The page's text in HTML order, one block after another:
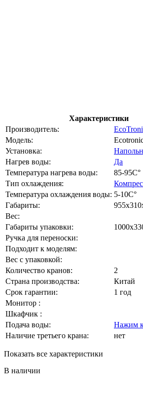
Характеристики
Производитель:
Модель:
Установка:
Нагрев воды:
Да
Температура нагрева воды:
85-95C°
Тип охлаждения:
Температура охлаждения воды: 5-10C°
Габариты:
Вес:
Габариты упаковки:
Ручка для переноски:
Подходит к моделям:
Вес с упаковкой:
Количество кранов:
2
Страна производства:
Китай
Срок гарантии:
1 год
Монитор :
Шкафчик :
Подача воды:
Нажим
Наличие третьего крана:
нет
Показать все характеристики
В наличии